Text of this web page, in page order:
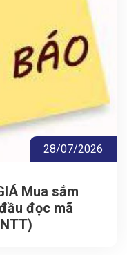
28/07/2026
Mua sắm
đọc mã